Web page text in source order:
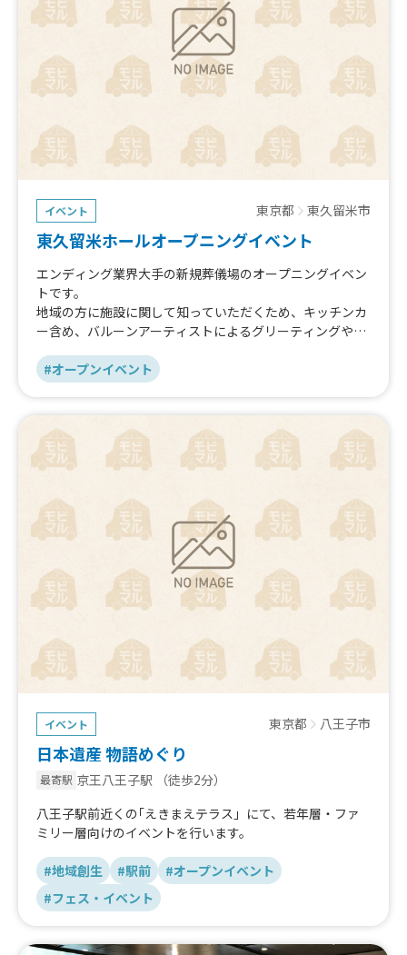
イベント 東京都 東久留米市
東久留米ホールオープニングイベント
エンディング業界大手の新規葬儀場のオープニングイベン
トです。
地域の方に施設に関して知っていただくため、キッチンカ
ー含め、バルーンアーティストによるグリーティングや、
方々に楽しんでいただき、もしもの際に頼れる存在になれ
るよう認知度増加を目的としたイベントです。
#オープンイベント
イベント 東京都 八王子市
日本遺産 物語めぐり
最寄駅 京王八王子駅
（徒歩2分）
八王子駅前近くの｢えきまえテラス」にて、若年層・ファ
ミリー層向けのイベントを行います。
#地域創生 #駅前
#オープンイベント
#フェス・イベント